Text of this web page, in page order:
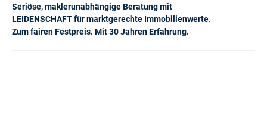
Seriöse, maklerunabhängige Beratung mit
LEIDENSCHAFT für marktgerechte Immobilienwerte.
Zum fairen Festpreis. Mit 30 Jahren Erfahrung.